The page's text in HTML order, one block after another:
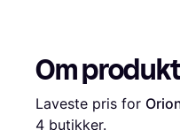
Om
Laveste pris for
4 butikker.